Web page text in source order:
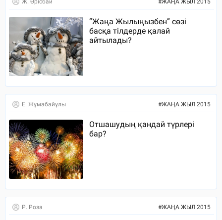
Ж. Өрісбай #ЖАҢА ЖЫЛ 2015
“Жаңа Жылыңызбен” сөзі
басқа тілдерде қалай
айтылады?
Е. Жұмабайұлы #ЖАҢА ЖЫЛ 2015
Отшашудың қандай түрлері
бар?
Р. Роза #ЖАҢА ЖЫЛ 2015